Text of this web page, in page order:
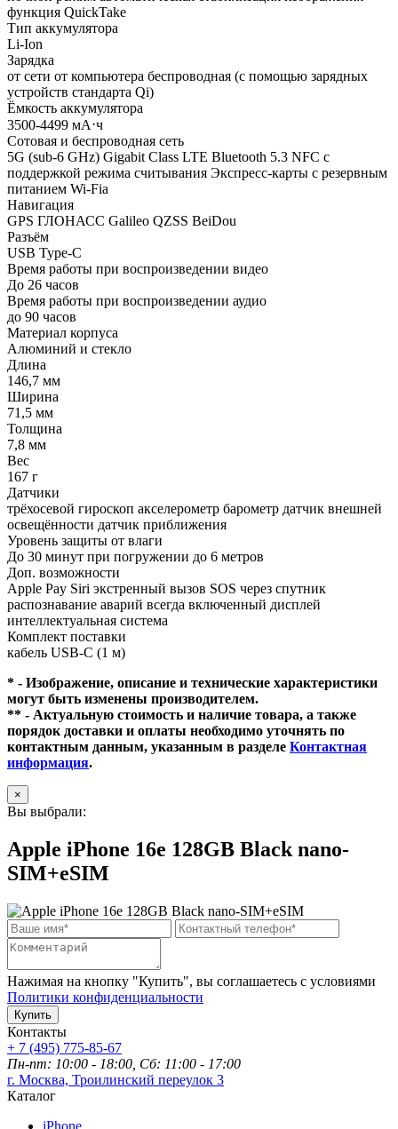
функция QuickTake
Тип аккумулятора
Li-Ion
Зарядка
от сети от компьютера беспроводная (с помощью зарядных
устройств стандарта Qi)
Ёмкость аккумулятора
3500-4499 мА⋅ч
Сотовая и беспроводная сеть
5G (sub‑6 GHz) Gigabit Class LTE Bluetooth 5.3 NFC с
поддержкой режима считывания Экспресс‑карты с резервным
питанием Wi-Fiа
Навигация
GPS ГЛОНАСС Galileo QZSS BeiDou
Разъём
USB Type-C
Время работы при воспроизведении видео
До 26 часов
Время работы при воспроизведении аудио
до 90 часов
Материал корпуса
Алюминий и стекло
Длина
146,7 мм
Ширина
71,5 мм
Толщина
7,8 мм
Вес
167 г
Датчики
трёхосевой гироскоп акселерометр барометр датчик внешней
освещённости датчик приближения
Уровень защиты от влаги
До 30 минут при погружении до 6 метров
Доп. возможности
Apple Pay Siri экстренный вызов SOS через спутник
распознавание аварий всегда включенный дисплей
интеллектуальная система
Комплект поставки
кабель USB-С (1 м)
* - Изображение, описание и технические характеристики
могут быть изменены производителем.
** - Актуальную стоимость и наличие товара, а также
порядок доставки и оплаты необходимо уточнять по
контактным данным, указанным в разделе Контактная
информация.
×
Вы выбрали:
Apple iPhone 16e 128GB Black nano-
SIM+eSIM
Нажимая на кнопку "Купить", вы соглашаетесь с условиями
Политики конфиденциальности
Купить
Контакты
+ 7 (495) 775-85-67
Пн-пт: 10:00 - 18:00, Сб: 11:00 - 17:00
г. Москва, Троилинский переулок 3
Каталог
iPhone